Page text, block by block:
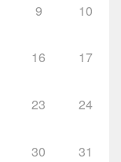
9 10
16 17
23 24
30 31